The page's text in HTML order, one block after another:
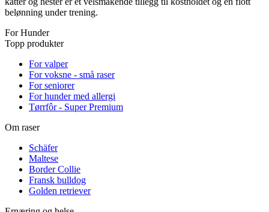
belønning under trening.
For Hunder
Topp produkter
For valper
For voksne - små raser
For seniorer
For hunder med allergi
Tørrfôr - Super Premium
Om raser
Schäfer
Maltese
Border Collie
Fransk bulldog
Golden retriever